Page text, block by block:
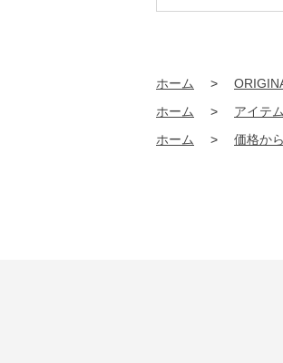
ホーム >
ホーム
> アイテ
ホーム
> 価格か